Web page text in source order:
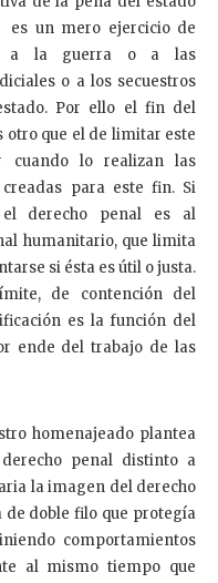
es un mero ejercicio de
a la guerra o a las
o a los secuestros
Por ello el fin del
otro que el de limitar este
cuando lo realizan las
creadas para este fin. Si
derecho penal es al
humanitario, que limita
si ésta es útil o justa.
de contención del
es la función del
ende del trabajo de las
homenajeado plantea
penal distinto a
la imagen del derecho
de doble filo que protegía
comportamientos
al mismo tiempo que